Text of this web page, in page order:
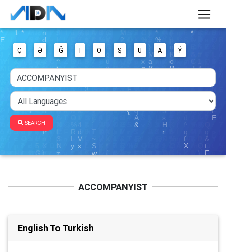
Ç Ə Ğ I Ö Ş Ü Ä Ý
SEARCH
ACCOMPANYIST
English To Turkish